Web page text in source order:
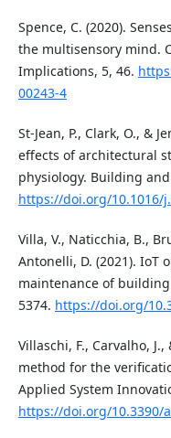
Spence, C. (2020).
the multisensory mind.
Implications, 5, 46.
00243-4
St-Jean, P., Clark, O., &
effects of architectural
physiology. Building
https://doi.org/10.1016/
Villa, V., Naticchia, B.,
Antonelli, D. (2021). IoT
maintenance of
5374. https://doi.org/
Villaschi, F., Carvalho,
method for the
Applied System
https://doi.org/10.3390/